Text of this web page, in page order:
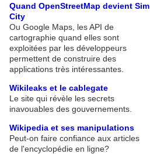
Quand OpenStreetMap devient Sim
City
Ou Google Maps, les API de
cartographie quand elles sont
exploitées par les développeurs
permettent de construire des
applications très intéressantes.
Wikileaks et le cablegate
Le site qui révèle les secrets
inavouables des gouvernements.
Wikipedia et ses manipulations
Peut-on faire confiance aux articles
de l'encyclopédie en ligne?